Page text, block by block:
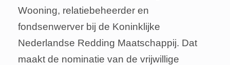
Wooning, relatiebeheerder en
fondsenwerver bij de Koninklijke
Nederlandse Redding Maatschappij. Dat
maakt de nominatie van de vrijwillige